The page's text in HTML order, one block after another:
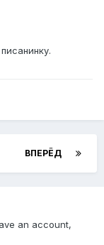
ВПЕРЁД
an account,